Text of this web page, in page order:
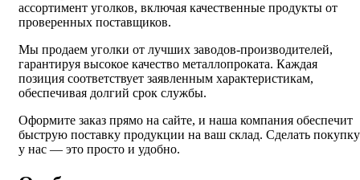
ассортимент уголков, включая качественные продукты от
проверенных поставщиков.
Мы продаем уголки от лучших заводов-производителей,
гарантируя высокое качество металлопроката. Каждая
позиция соответствует заявленным характеристикам,
обеспечивая долгий срок службы.
Оформите заказ прямо на сайте, и наша компания обеспечит
быструю поставку продукции на ваш склад. Сделать покупку
у нас — это просто и удобно.